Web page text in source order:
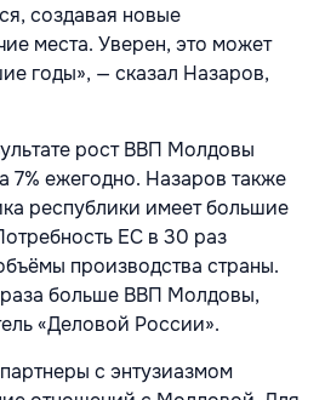
создавая новые
места. Уверен, это может
годы», — сказал Назаров,
рост ВВП Молдовы
7% ежегодно. Назаров также
республики имеет большие
ЕС в 30 раз
производства страны.
больше ВВП Молдовы,
«Деловой России».
с энтузиазмом